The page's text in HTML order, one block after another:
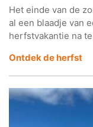
Het einde van de
al een blaadje van
herfstvakantie
Ontdekde herfst